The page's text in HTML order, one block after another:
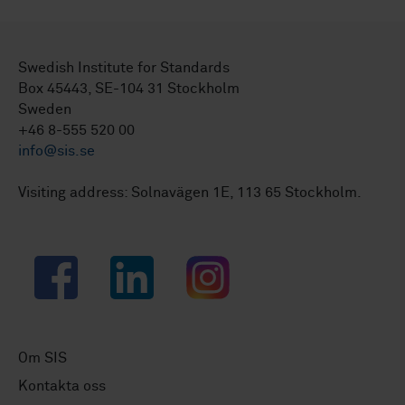
Swedish Institute for Standards
Box 45443, SE-104 31 Stockholm
Sweden
+46 8-555 520 00
info@sis.se
Visiting address: Solnavägen 1E, 113 65 Stockholm.
Facebook LinkedIn Instagram
Om SIS
Kontakta oss